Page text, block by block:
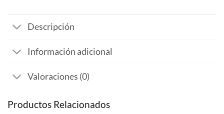
Descripción
Información adicional
Valoraciones (0)
Productos Relacionados